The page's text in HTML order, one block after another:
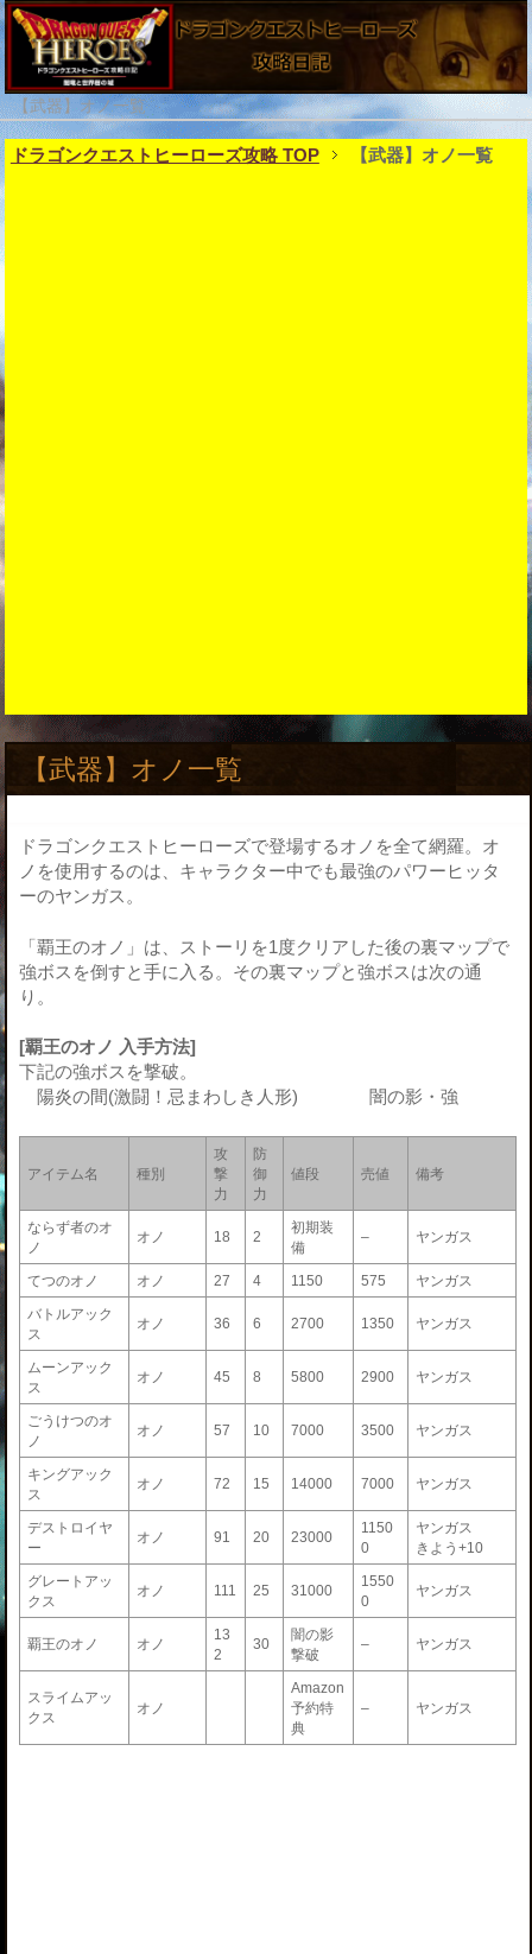
【武器】オノ一覧
ドラゴンクエストヒーローズ攻略 TOP 【武器】オノ一覧
【武器】オノ一覧
ドラゴンクエストヒーローズで登場するオノを全て網羅。オ
ノを使用するのは、キャラクター中でも最強のパワーヒッタ
ーのヤンガス。
「覇王のオノ」は、ストーリを1度クリアした後の裏マップで
強ボスを倒すと手に入る。その裏マップと強ボスは次の通
り。
[覇王のオノ 入手方法]
下記の強ボスを撃破。
陽炎の間(激闘！忌まわしき人形) 闇の影・強
アイテム名 種別
攻
撃
力
防
御
力
値段 売値 備考
ならず者のオ
ノ
オノ 18 2
初期装
備
– ヤンガス
てつのオノ オノ 27 4 1150 575 ヤンガス
バトルアック
ス
オノ 36 6 2700 1350 ヤンガス
ムーンアック
ス
オノ 45 8 5800 2900 ヤンガス
ごうけつのオ
ノ
オノ 57 10 7000 3500 ヤンガス
キングアック
ス
オノ 72 15 14000 7000 ヤンガス
デストロイヤ
ー
オノ 91 20 23000
1150
0
ヤンガス
きよう+10
グレートアッ
クス
オノ 111 25 31000
1550
0
ヤンガス
覇王のオノ オノ
13
2
30
闇の影
撃破
– ヤンガス
スライムアッ
クス
オノ
Amazon
予約特
典
– ヤンガス